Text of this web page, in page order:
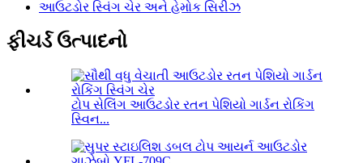
આઉટડોર સ્વિંગ ચેર અને હેમોક સિરીઝ
ફીચર્ડ ઉત્પાદનો
ટોપ સેલિંગ આઉટડોર રતન પેશિયો ગાર્ડન રોકિંગ
સ્વિન...